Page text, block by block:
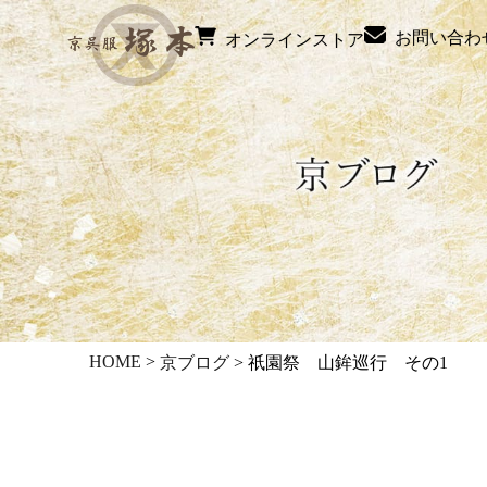
オンラインストア お問い合わ
HOME > 京ブログ > 祇園祭 山鉾巡行 その1